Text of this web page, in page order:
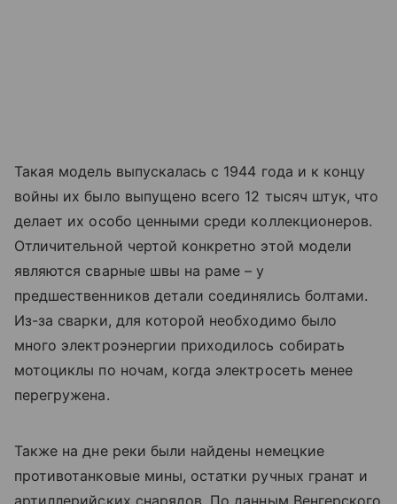
Такая модель выпускалась с 1944 года и к концу
войны их было выпущено всего 12 тысяч штук, что
делает их особо ценными среди коллекционеров.
Отличительной чертой конкретно этой модели
являются сварные швы на раме – у
предшественников детали соединялись болтами.
Из-за сварки, для которой необходимо было
много электроэнергии приходилось собирать
мотоциклы по ночам, когда электросеть менее
перегружена.
Также на дне реки были найдены немецкие
противотанковые мины, остатки ручных гранат и
артиллерийских снарядов. По данным Венгерского